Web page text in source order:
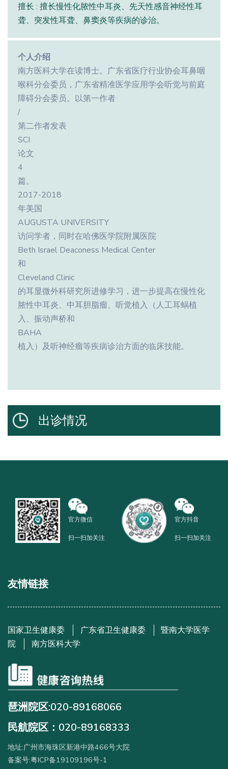
擅长 : 擅长慢性化脓性中耳炎、先天性感音神经性耳
聋、突发性耳聋、鼻窦炎等疾病的诊治。
个人介绍
南方医科大学在读博士。广东省医疗行业协会耳鼻咽
喉科分会委员，广东省精准医学应用学会听觉与前庭
障碍分会委员。以第一作者
/
第二作者发表
SCI
论文
4
篇。
2017-2018
年美国
AUGUSTA UNIVERSITY
访问学者，同时在哈佛医学院附属医院
Beth Israel Deaconess Medical Center
和
Cleveland Clinic
的耳显微外科研究所进修学习，进一步提高在慢性化
脓性中耳炎、中耳胆脂瘤、听觉植入（人工耳蜗植
入、振动声桥和
BAHA
植入）及听神经瘤等疾病诊治方面的临床技能。
出诊情况
官方微信
扫一扫加关注
官方抖音
扫一扫加关注
友情链接
国家卫生健康委 广东省卫生健康委
暨南大学医学
院
南方医科大学
琶洲院区:020-89168066
民航院区：020-89168333
地址:广州市海珠区新港中路466号大院
备案号:粤ICP备19109196号-1